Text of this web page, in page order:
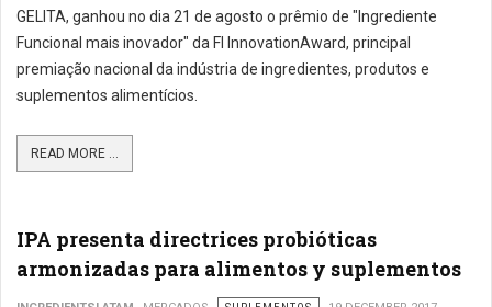
GELITA, ganhou no dia 21 de agosto o prêmio de "Ingrediente
Funcional mais inovador" da FI InnovationAward, principal
premiação nacional da indústria de ingredientes, produtos e
suplementos alimentícios.
READ MORE ...
IPA presenta directrices probióticas
armonizadas para alimentos y suplementos